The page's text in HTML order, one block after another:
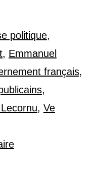
politique,
, Emmanuel
français,
,
, Ve